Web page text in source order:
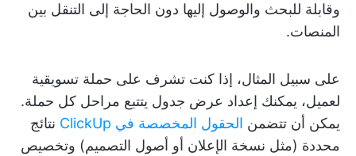
وقابلة للبحث والوصول إليها دون الحاجة إلى التنقل بين
المنصات.
على سبيل المثال، إذا كنت تشرف على حملة تسويقية
لعميل، يمكنك إعداد عرض جدول يتتبع مراحل كل حملة.
يمكن أن تتضمن الحقول المخصصة في ClickUp
نتائج
محددة (مثل نسخة الإعلان أو أصول التصميم) وتخصيص